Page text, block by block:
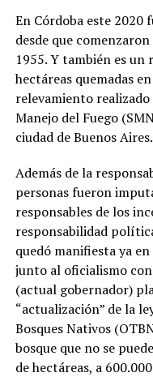
En Córdoba este 2020
desde que
1955. Y también es
hectáreas quemadas
relevamiento
Manejo del Fuego
ciudad de Buenos Aires.
Además de la
personas fueron
responsables de los
responsabilidad
quedó manifiesta ya
junto al oficialismo
(actual gobernador)
“actualización” de la
Bosques Nativos
bosque que no se
de hectáreas, a